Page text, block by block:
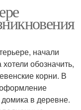
начали
обозначить,
корни. В
в деревне.